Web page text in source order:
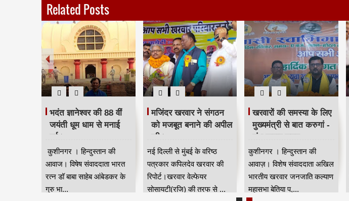
Related Posts
भदंत ज्ञानेश्वर की 88 वीं
जयंती धूम धाम से मनाई
गई।
कुशीनगर । हिन्दुस्तान की
आवाज। विषेष संवाददाता भारत
रत्न डॉ बाबा साहेब आंबेडकर के
गुरु भा...
मजिंदर खरवार ने संगठन
को मजबूत बनाने की अपील
की।
नई दिल्ली से मुंबई के वरिष्ठ
पत्रकार कपिलदेव खरवार की
रिपोर्ट।खरवार वेल्फेयर
सोसायटी(रजि) की तरफ से ...
खरवारों की समस्या के लिए
मुख्यमंत्री से बात करुगां -
शंभू कुमार सुमन
कुशीनगर । हिन्दुस्तान की
आवाज़। विशेष संवाददाता अखिल
भारतीय खरवार जनजाति कल्याण
महासभा बेतिया प,...